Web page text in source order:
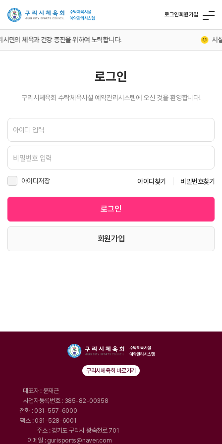
로그인회원가입
민의 체육과 건강 증진을 위하여 노력합니다. 시
로그인
구리시체육회 수탁체육시설 예약관리시스템에 오신 것을 환영합니다!
아이디저장 아이디찾기 비밀번호찾기
회원가입
구리시체육회 바로가기
대표자 : 윤재근
사업자등록번호 : 385-82-00358
전화 : 031-557-6000
팩스 : 031-528-6001
주소 : 경기도 구리시 왕숙천로 701
이메일 : gurisports@naver.com